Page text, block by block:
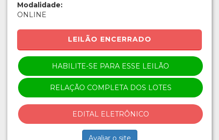
Modalidade:
ONLINE
LEILÃO ENCERRADO
HABILITE-SE PARA ESSE LEILÃO
RELAÇÃO COMPLETA DOS LOTES
EDITAL ELETRÔNICO